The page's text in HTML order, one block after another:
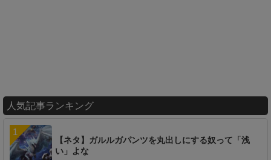
人気記事ランキング
【ネタ】ガルルガパンツを丸出しにする奴って「浅
い」よな